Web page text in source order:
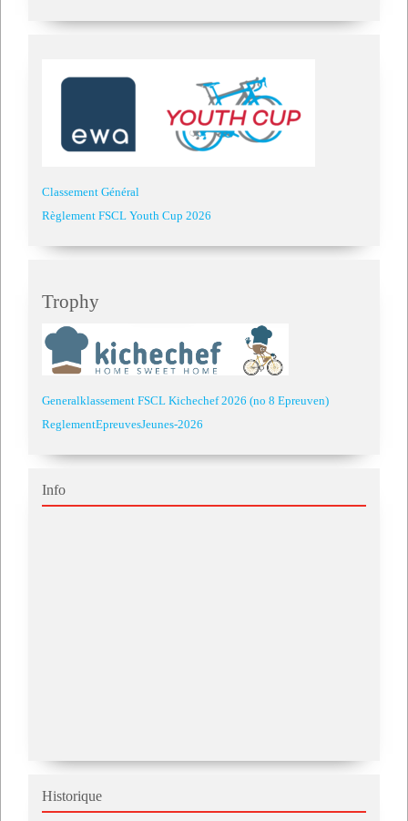
Classement Général
Règlement FSCL Youth Cup 2026
Trophy
Generalklassement FSCL Kichechef 2026 (no 8 Epreuven)
ReglementEpreuvesJeunes-2026
Info
Historique